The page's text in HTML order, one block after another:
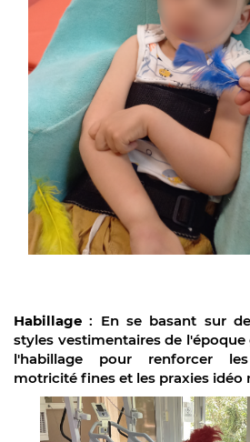
Habillage: En se basant sur
styles vestimentaires de
l'habillage pour renforcer
motricité fines et les praxies idéo